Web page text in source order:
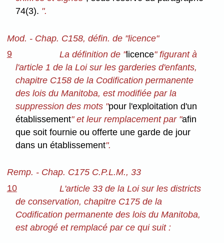
74(3). ".
Mod. - Chap. C158, défin. de "licence"
9
La définition de "licence" figurant à
l'article 1 de la Loi sur les garderies d'enfants,
chapitre C158 de la Codification permanente
des lois du Manitoba, est modifiée par la
suppression des mots "pour l'exploitation d'un
établissement" et leur remplacement par "afin
que soit fournie ou offerte une garde de jour
dans un établissement".
Remp. - Chap. C175 C.P.L.M., 33
10
L'article 33 de la Loi sur les districts
de conservation, chapitre C175 de la
Codification permanente des lois du Manitoba,
est abrogé et remplacé par ce qui suit :